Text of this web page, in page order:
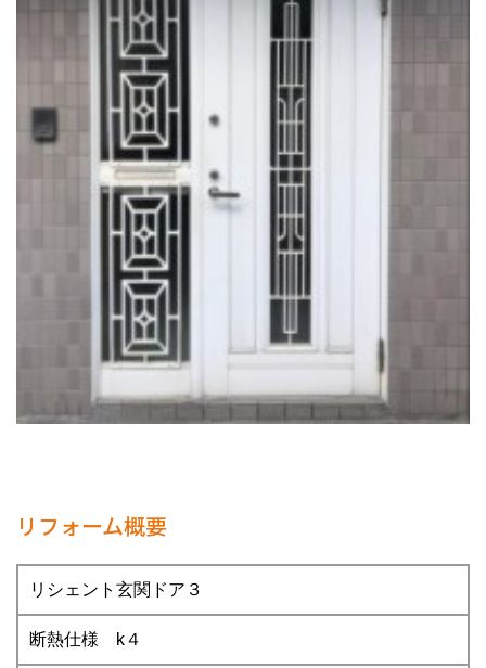
リフォーム概要
リシェント玄関ドア３
断熱仕様 k４